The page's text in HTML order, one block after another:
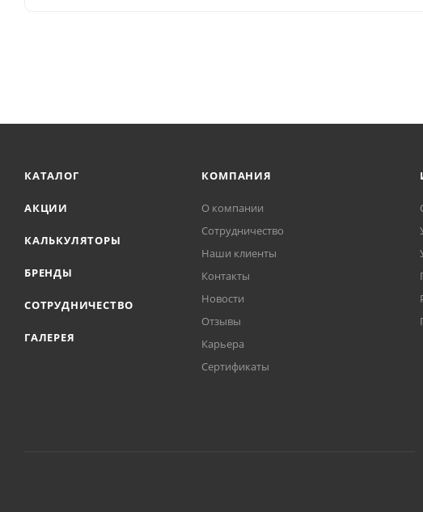
КАТАЛОГ
АКЦИИ
КАЛЬКУЛЯТОРЫ
БРЕНДЫ
СОТРУДНИЧЕСТВО
ГАЛЕРЕЯ
КОМПАНИЯ
О компании
Сотрудничество
Наши клиенты
Контакты
Новости
Отзывы
Карьера
Сертификаты